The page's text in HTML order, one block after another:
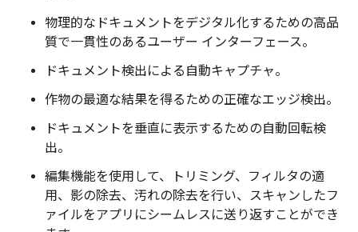
物理的なドキュメントをデジタル化するための高品
質で一貫性のあるユーザー インターフェース。
ドキュメント検出による自動キャプチャ。
作物の最適な結果を得るための正確なエッジ検出。
ドキュメントを垂直に表示するための自動回転検
出。
編集機能を使用して、トリミング、フィルタの適
用、影の除去、汚れの除去を行い、スキャンしたフ
ァイルをアプリにシームレスに送り返すことができ